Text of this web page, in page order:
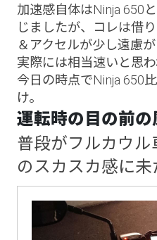
加速感自体はNinja 650
じましたが、コレは借
＆アクセルが少し遠慮
実際には相当速いと思わ
今日の時点でNinja 650
け。
運転時の目の前
普段がフルカウ
のスカスカ感に未